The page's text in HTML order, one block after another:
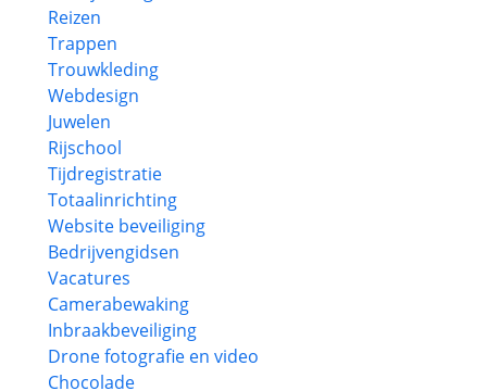
Reizen
Trappen
Trouwkleding
Webdesign
Juwelen
Rijschool
Tijdregistratie
Totaalinrichting
Website beveiliging
Bedrijvengidsen
Vacatures
Camerabewaking
Inbraakbeveiliging
Drone fotografie en video
Chocolade